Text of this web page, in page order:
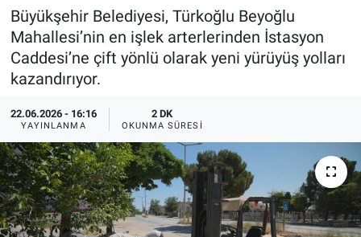
Büyükşehir Belediyesi, Türkoğlu Beyoğlu
Mahallesi’nin en işlek arterlerinden İstasyon
Caddesi’ne çift yönlü olarak yeni yürüyüş yolları
kazandırıyor.
22.06.2026 - 16:16
YAYINLANMA
2 DK
OKUNMA SÜRESI